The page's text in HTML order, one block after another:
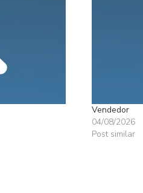
Vendedor
04/08/2026
Post similar